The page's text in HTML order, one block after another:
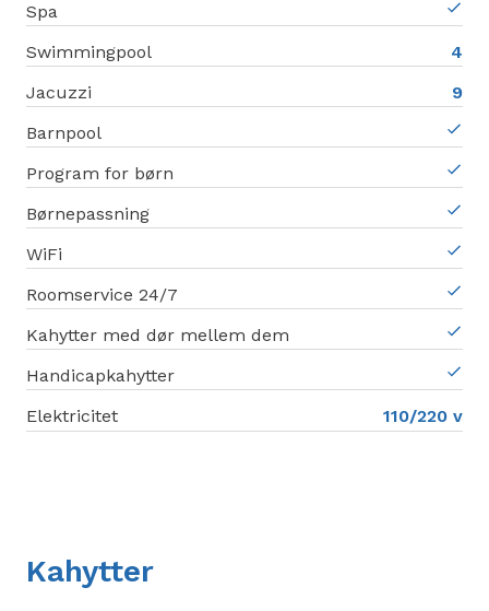
Spa
Swimmingpool
4
Jacuzzi
9
Barnpool
Program for børn
Børnepassning
WiFi
Roomservice 24/7
Kahytter med dør mellem dem
Handicapkahytter
Elektricitet
110/220 v
Kahytter